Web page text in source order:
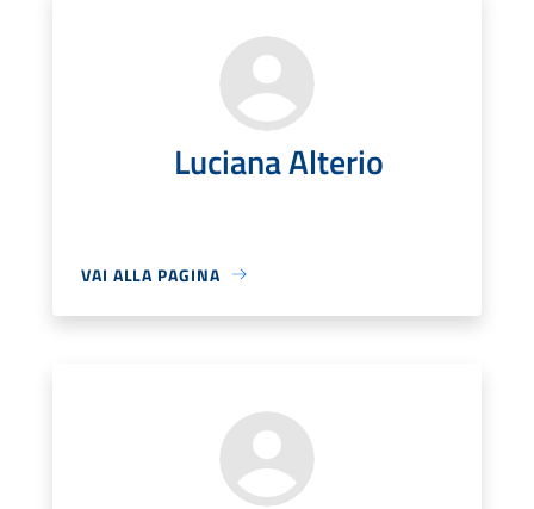
Luciana Alterio
VAI ALLA PAGINA